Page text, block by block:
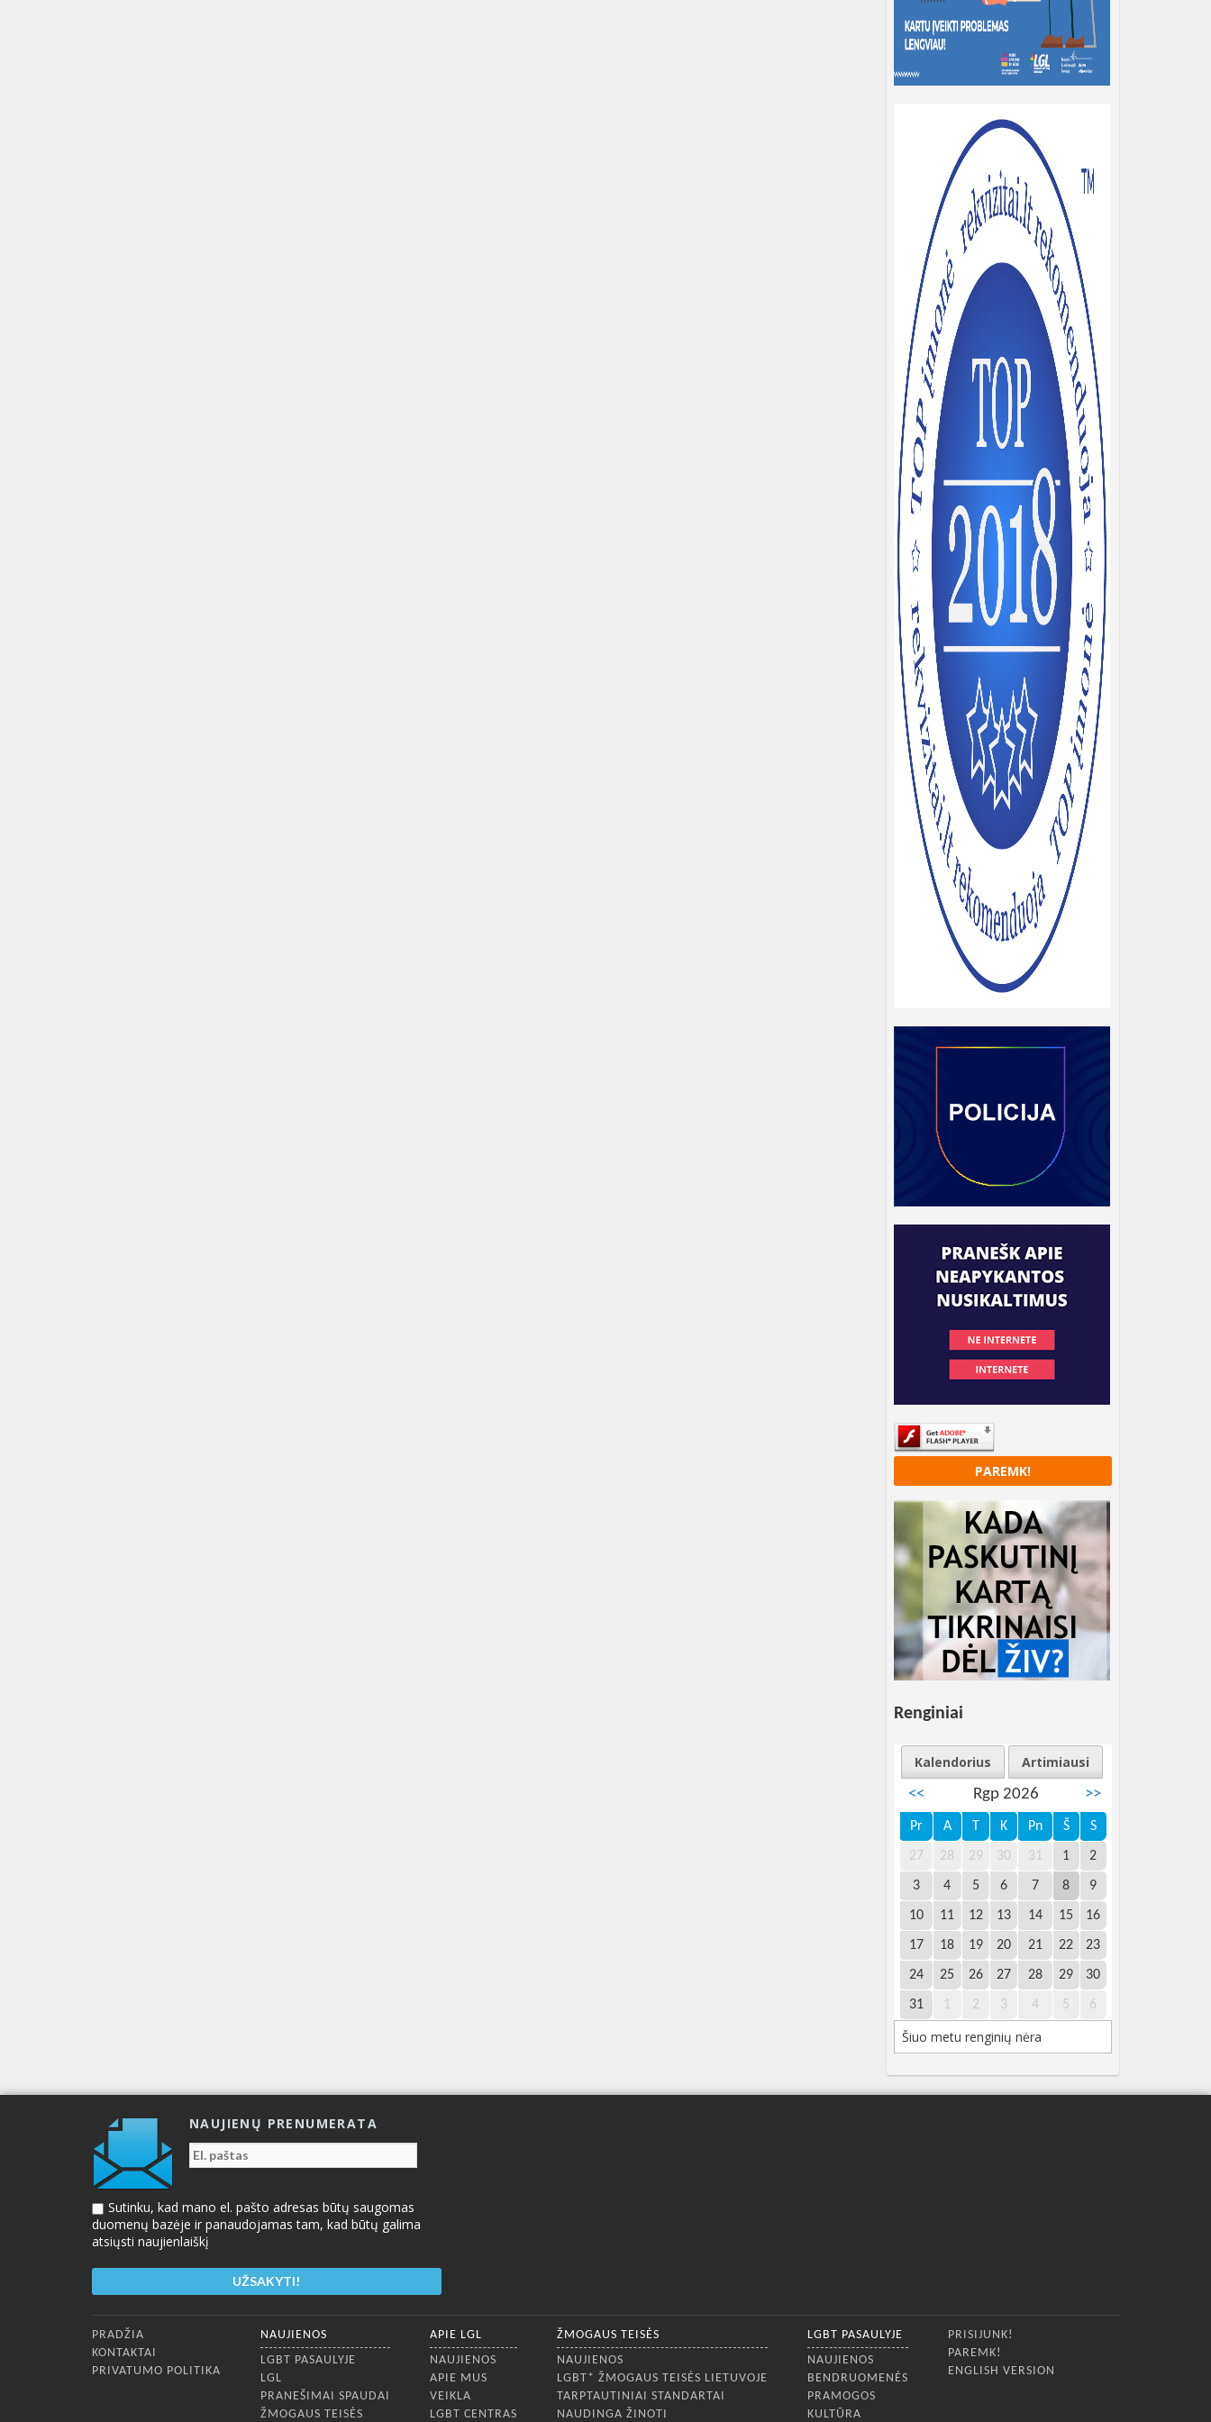
PAREMK!
Renginiai
Kalendorius
Artimiausi
<<
Rgp 2026 >>
Pr A T K Pn Š S
27 28 29 30 31 1 2
3 4 5 6 7 8 9
10 11 12 13 14 15 16
17 18 19 20 21 22 23
24 25 26 27 28 29 30
31 1 2 3 4 5 6
Šiuo metu renginių nėra
NAUJIENŲ PRENUMERATA
Sutinku, kad mano el. pašto adresas būtų saugomas
duomenų bazėje ir panaudojamas tam, kad būtų galima
atsiųsti naujienlaiškį
Apatinis meniu
PRADŽIA
KONTAKTAI
PRIVATUMO POLITIKA
NAUJIENOS
LGBT PASAULYJE
LGL
PRANEŠIMAI SPAUDAI
ŽMOGAUS TEISĖS
APIE LGL
NAUJIENOS
APIE MUS
VEIKLA
LGBT CENTRAS
ŽMOGAUS TEISĖS
NAUJIENOS
LGBT* ŽMOGAUS TEISĖS LIETUVOJE
TARPTAUTINIAI STANDARTAI
NAUDINGA ŽINOTI
LGBT PASAULYJE
NAUJIENOS
BENDRUOMENĖS
PRAMOGOS
KULTŪRA
PRISIJUNK!
PAREMK!
ENGLISH VERSION